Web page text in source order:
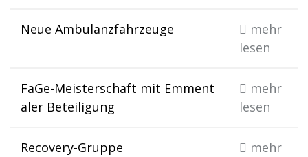
Neue Ambulanzfahrzeuge
mehr
lesen
FaGe-Meisterschaft mit Emment
aler Beteiligung
mehr
lesen
Recovery-Gruppe
mehr